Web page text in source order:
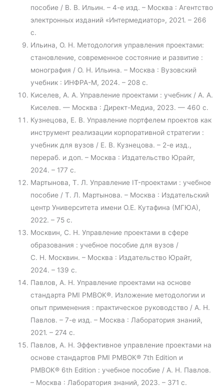
пособие / В. В. Ильин. – 4-е изд. – Москва : Агентство
электронных изданий «Интермедиатор», 2021. – 266
с.
Ильина, О. Н. Методология управления проектами:
становление, современное состояние и развитие :
монография / О. Н. Ильина. – Москва : Вузовский
учебник : ИНФРА-М, 2024. – 208 с.
Киселев, А. А. Управление проектами : учебник / А. А.
Киселев. — Москва : Директ-Медиа, 2023. — 460 с.
Кузнецова, Е. В. Управление портфелем проектов как
инструмент реализации корпоративной стратегии :
учебник для вузов / Е. В. Кузнецова. – 2-е изд.,
перераб. и доп. – Москва : Издательство Юрайт,
2024. – 177 с.
Мартынова, Т. Л. Управление IT-проектами : учебное
пособие / Т. Л. Мартынова. – Москва : Издательский
центр Университета имени О.Е. Кутафина (МГЮА),
2022. – 75 с.
Москвин, С. Н. Управление проектами в сфере
образования : учебное пособие для вузов /
С. Н. Москвин. – Москва : Издательство Юрайт,
2024. – 139 с.
Павлов, А. Н. Управление проектами на основе
стандарта PMI PMBOK®. Изложение методологии и
опыт применения : практическое руководство / А. Н.
Павлов. – 7-е изд. – Москва : Лаборатория знаний,
2021. – 274 с.
Павлов, А. Н. Эффективное управление проектами на
основе стандартов PMI РМВОК® 7th Edition и
РМВОК® 6th Edition : учебное пособие / А. Н. Павлов.
– Москва : Лаборатория знаний, 2023. – 371 с.